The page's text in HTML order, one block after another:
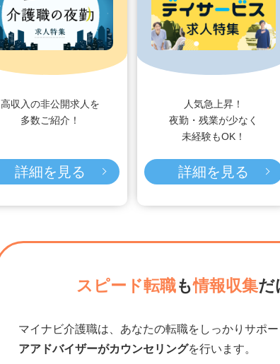
高収入の非公開求人を
多数ご紹介！
詳細を見る
人気急上昇！
夜勤・残業が少なく
未経験もOK！
詳細を見る
スピード転職も情報収集だ
マイナビ介護職は、あなたの転職をしっかりサポー
アアドバイザーがカウンセリングを行います。